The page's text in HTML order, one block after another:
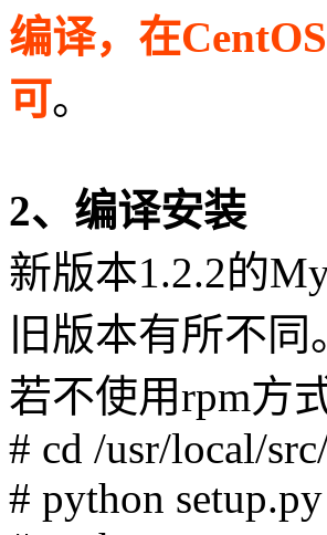
编译，在
可。
2、编译安装
新版本1.2.2的
旧版本有所不
若不使用rpm方
# cd /usr/local/
# python